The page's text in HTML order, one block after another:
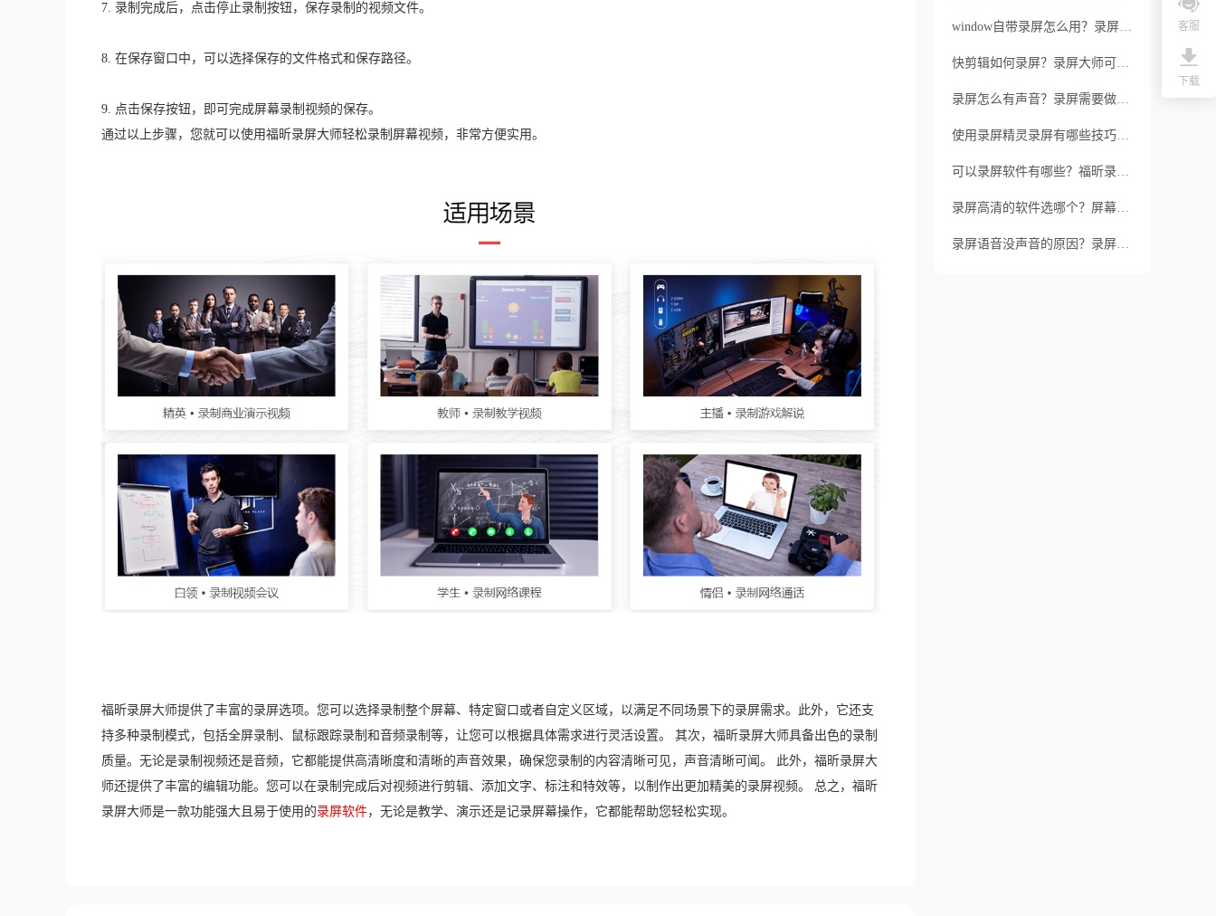
7. 录制完成后，点击停止录制按钮，保存录制的视频文件。
8. 在保存窗口中，可以选择保存的文件格式和保存路径。
9. 点击保存按钮，即可完成屏幕录制视频的保存。
通过以上步骤，您就可以使用福昕录屏大师轻松录制屏幕视频，非常方便实用。
福昕录屏大师提供了丰富的录屏选项。您可以选择录制整个屏幕、特定窗口或者自定义区域，以满足不同场景下的录屏需求。此外，它还支
持多种录制模式，包括全屏录制、鼠标跟踪录制和音频录制等，让您可以根据具体需求进行灵活设置。 其次，福昕录屏大师具备出色的录制
质量。无论是录制视频还是音频，它都能提供高清晰度和清晰的声音效果，确保您录制的内容清晰可见，声音清晰可闻。 此外，福昕录屏大
师还提供了丰富的编辑功能。您可以在录制完成后对视频进行剪辑、添加文字、标注和特效等，以制作出更加精美的录屏视频。 总之，福昕
录屏大师是一款功能强大且易于使用的录屏软件，无论是教学、演示还是记录屏幕操作，它都能帮助您轻松实现。
window自带录屏怎么用？录屏还可以使用福昕录屏大师
快剪辑如何录屏？录屏大师可以免费录多久？
录屏怎么有声音？录屏需要做什么
使用录屏精灵录屏有哪些技巧？如何录制高质量的屏幕视频？
可以录屏软件有哪些？福昕录屏大师怎么录声音？
录屏高清的软件选哪个？屏幕录制声音有问题的原因有哪些？
录屏语音没声音的原因？录屏怎么做？
客服
下载